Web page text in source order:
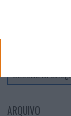
ARQUIVO